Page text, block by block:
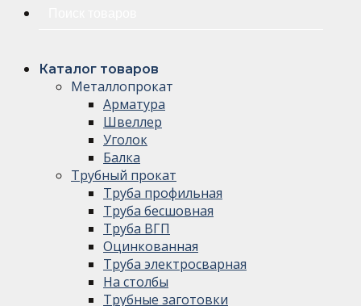
Каталог товаров
Металлопрокат
Арматура
Швеллер
Уголок
Балка
Трубный прокат
Труба профильная
Труба бесшовная
Труба ВГП
Оцинкованная
Труба электросварная
На столбы
Трубные заготовки